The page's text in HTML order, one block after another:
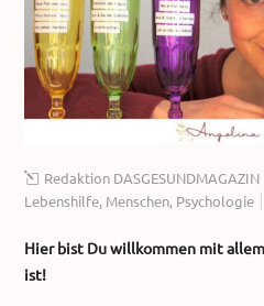
Redaktion DASGESUNDMAGAZIN
Lebenshilfe, Menschen, Psychologie
Hier bist Du willkommen mit
ist!